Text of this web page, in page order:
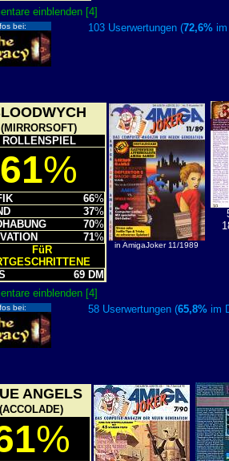
einblenden [4]
bei: 103 Userwertungen (72,6%
(MIRRORSOFT)
ROLLENSPIEL
61%
66%
37%
70%
71%
FüR
69 DM
in AmigaJoker 11/1989
einblenden [4]
bei: 58 Userwertungen (65,8% im
ANGELS
(ACCOLADE)
%